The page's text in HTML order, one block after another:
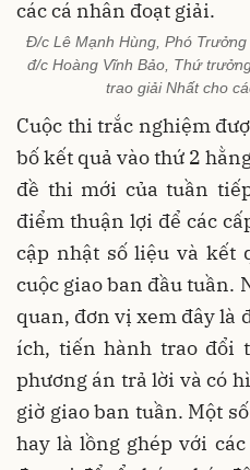
Đ/c Lê Mạnh Hùng, Phó
đ/c Hoàng Vĩnh Bảo, Thứ
trao giải Nhất cho
Cuộc thi trắc nghiệm
bố kết quả vào thứ 2
đề thi mới của tuần
điểm thuận lợi để các
cập nhật số liệu và kết
cuộc giao ban đầu tuần.
quan, đơn vị xem đây là
ích, tiến hành trao đổi
phương án trả lời và có
giờ giao ban tuần. Một
hay là lồng ghép với